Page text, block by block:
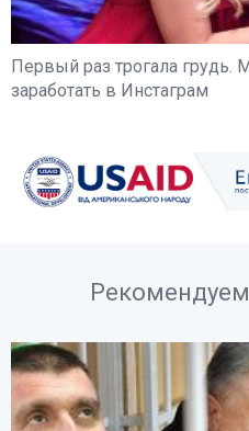
Первый раз трогала грудь.
заработать в Инстаграм